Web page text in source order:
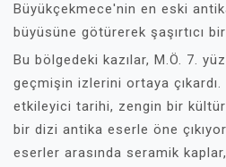
Büyükçekmece'nin en eski
büyüsüne götürerek şaşırtıcı
Bu bölgedeki kazılar, M.Ö. 7.
geçmişin izlerini ortaya
etkileyici tarihi, zengin bir
bir dizi antika eserle öne
eserler arasında seramik